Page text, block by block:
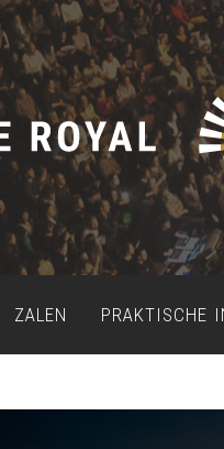
ZALEN PRAKTISCHE